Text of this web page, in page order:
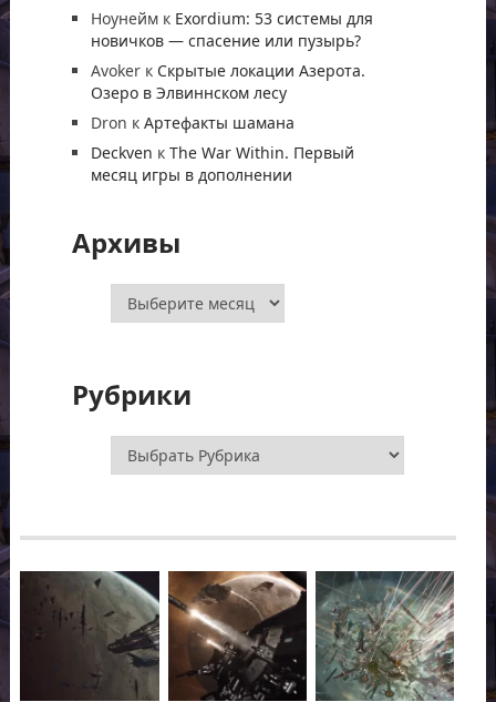
Ноунейм к Exordium: 53 системы для
новичков — спасение или пузырь?
Avoker к Скрытые локации Азерота.
Озеро в Элвиннском лесу
Dron кАртефакты шамана
Deckven кThe War Within. Первый
месяц игры в дополнении
Архивы
Архивы
Рубрики
Рубрики